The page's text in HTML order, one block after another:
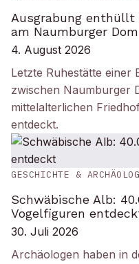
Ausgrabung
am Naumburger Dom
4. August 2026
Letzte Ruhestätte einer
zwischen Naumburger
mittelalterlichen
entdeckt.
GESCHICHTE &
Schwäbische Alb:
Vogelfiguren
30. Juli 2026
Archäologen haben in